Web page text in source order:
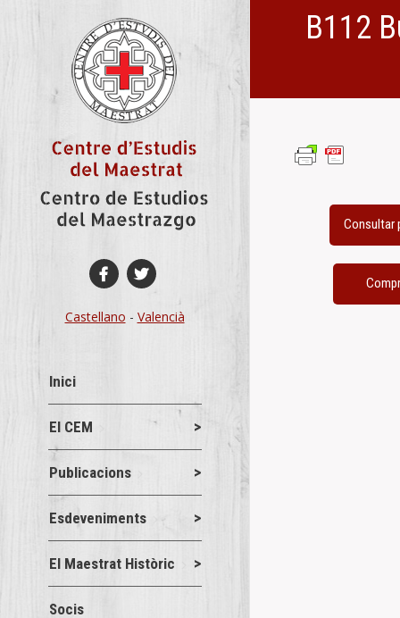
Castellano - Valencià
Inici
El CEM
Publicacions
Esdeveniments
El Maestrat Històric
Socis
B112